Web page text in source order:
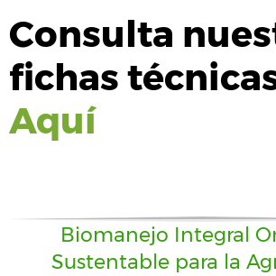
Consulta
fichas
Aquí
Biomanejo Integral
Sustentable para la